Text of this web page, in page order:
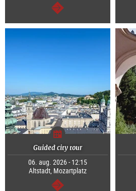
Tovább
Guided city tour
06. aug. 2026 - 12:15
Altstadt, Mozartplatz